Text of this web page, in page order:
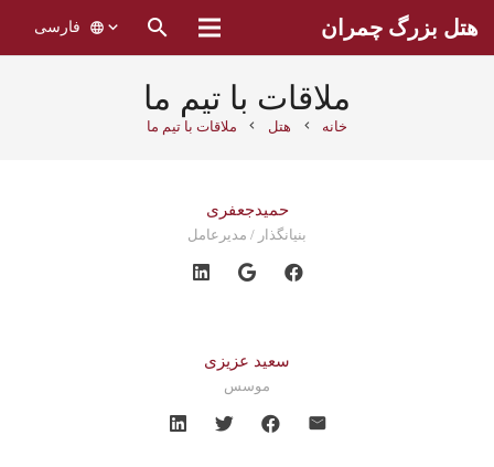
هتل بزرگ چمران search
language فارسی
ملاقات با تیم ما
خانه chevron_right هتل chevron_right ملاقات با تیم ما
حمیدجعفری
بنیانگذار / مدیرعامل
سعید عزیزی
موسس